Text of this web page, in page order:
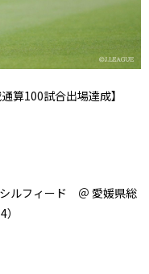
算100試合出場達成】
ルフィード ＠ 愛媛県総